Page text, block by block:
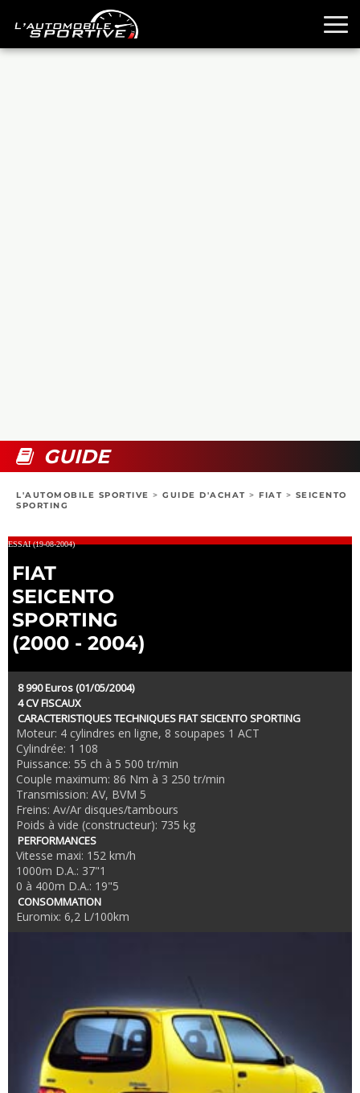
BOUTIQUE
GUIDE
L'AUTOMOBILE SPORTIVE > GUIDE D'ACHAT > FIAT > SEICENTO
SPORTING
ESSAI (19-08-2004)
FIAT
SEICENTO
SPORTING
(2000 - 2004)
8 990 Euros (01/05/2004)
4 CV FISCAUX
CARACTERISTIQUES TECHNIQUES FIAT SEICENTO SPORTING
Moteur: 4 cylindres en ligne, 8 soupapes 1 ACT
Cylindrée: 1 108
Puissance: 55 ch à 5 500 tr/min
Couple maximum: 86 Nm à 3 250 tr/min
Transmission: AV, BVM 5
Freins: Av/Ar disques/tambours
Poids à vide (constructeur): 735 kg
PERFORMANCES
Vitesse maxi: 152 km/h
1000m D.A.: 37"1
0 à 400m D.A.: 19"5
CONSOMMATION
Euromix: 6,2 L/100km